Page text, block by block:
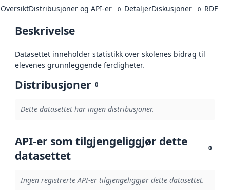
OversiktDistribusjoner og API-er 0 DetaljerDiskusjoner 0 RDF
Beskrivelse
Datasettet inneholder statistikk over skolenes bidrag til
elevenes grunnleggende ferdigheter.
Distribusjoner 0
Dette datasettet har ingen distribusjoner.
API-er som tilgjengeliggjør dette
datasettet
0
Ingen registrerte API-er tilgjengeliggjør dette datasettet.